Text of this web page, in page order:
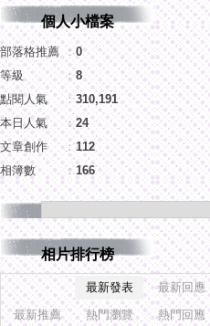
個人小檔案
部落格推薦 ：0
等級
：8
點閱人氣
：310,191
本日人氣
：24
文章創作
：112
相簿數
：166
相片排行榜
最新發表
最新回應
最新推薦
熱門瀏覽
熱門回應